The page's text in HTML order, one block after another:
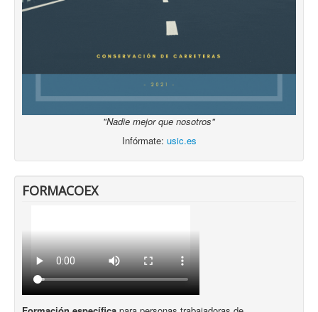
"Nadie mejor que nosotros"
Infórmate: usic.es
FORMACOEX